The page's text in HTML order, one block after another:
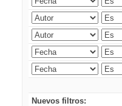
Nuevos filtros: